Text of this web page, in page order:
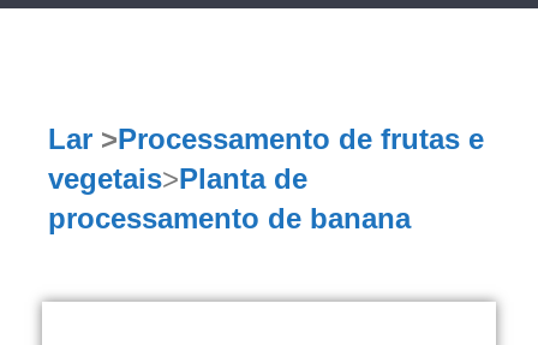
Lar >Processamento de frutas e
vegetais>Planta de
processamento de banana